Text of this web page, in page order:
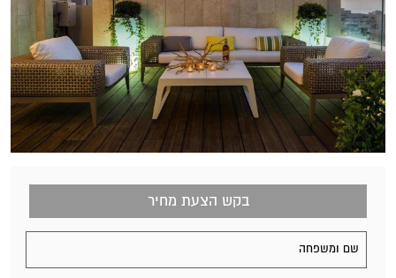
בקש הצעת מחיר